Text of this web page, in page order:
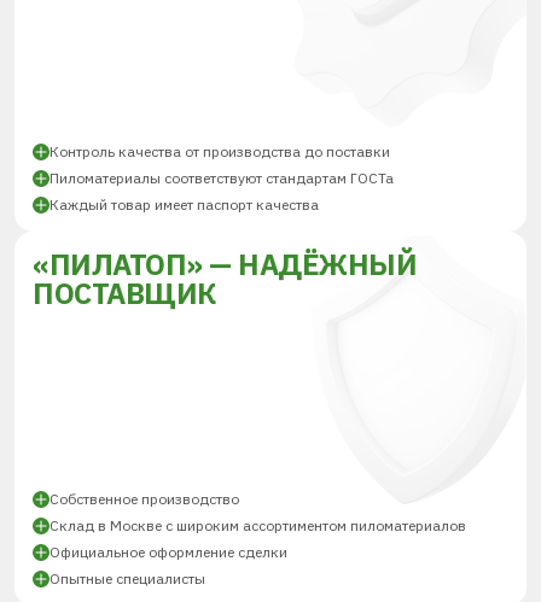
Контроль качества от производства до поставки
Пиломатериалы соответствуют стандартам ГОСТа
Каждый товар имеет паспорт качества
«ПИЛАТОП» — НАДЁЖНЫЙ
ПОСТАВЩИК
Собственное производство
Склад в Москве с широким ассортиментом пиломатериалов
Официальное оформление сделки
Опытные специалисты